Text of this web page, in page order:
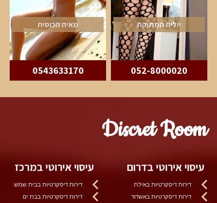
יוליה המתוקה
052-8000020
מאיה הכוסית
0543633170
Discret Room
עיסוי אירוטי בדרום
דירות דיסקרטיות באילת
דירות דיסקרטיות באשדוד
עיסוי אירוטי במרכז
דירות דיסקרטיות בבית שמש
דירות דיסקרטיות בבת ים